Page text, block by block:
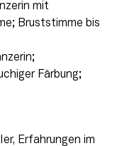
mit
Bruststimme bis
Färbung;
Erfahrungen im